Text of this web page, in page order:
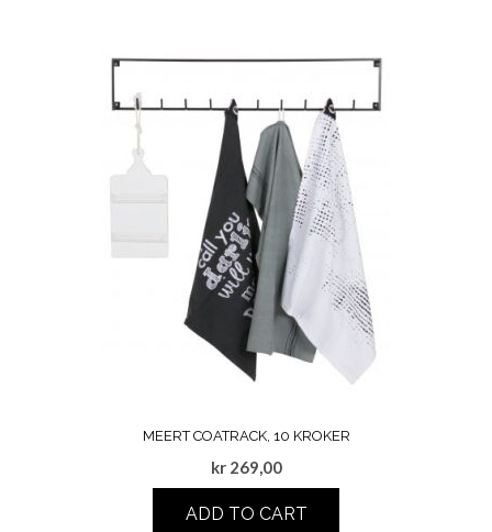
MEERT COATRACK, 10 KROKER
kr269,00
ADD TO CART